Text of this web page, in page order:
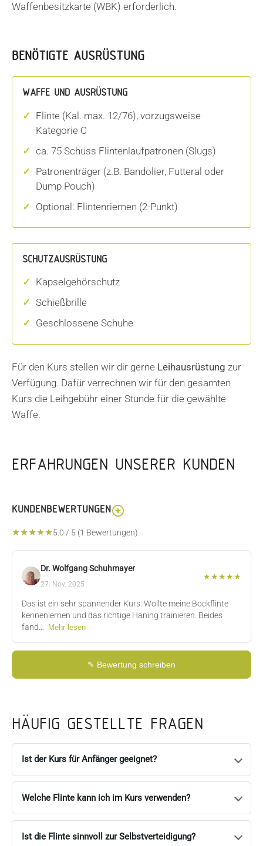
Waffenbesitzkarte (WBK) erforderlich.
BENÖTIGTE AUSRÜSTUNG
WAFFE UND AUSRÜSTUNG
Flinte (Kal. max. 12/76), vorzugsweise
Kategorie C
ca. 75 Schuss Flintenlaufpatronen (Slugs)
Patronenträger (z.B. Bandolier, Futteral oder
Dump Pouch)
Optional: Flintenriemen (2-Punkt)
SCHUTZAUSRÜSTUNG
Kapselgehörschutz
Schießbrille
Geschlossene Schuhe
Für den Kurs stellen wir dir gerne Leihausrüstung zur
Verfügung. Dafür verrechnen wir für den gesamten
Kurs die Leihgebühr einer Stunde für die gewählte
Waffe.
ERFAHRUNGEN UNSERER KUNDEN
KUNDENBEWERTUNGEN
★★★★★5.0 / 5 (1 Bewertungen)
Dr. Wolfgang Schuhmayer
27. Nov. 2025
★★★★★
Das ist ein sehr spannender Kurs. Wollte meine Bockflinte
kennenlernen und das richtige Haning trainieren. Beides
fand…
Mehr lesen
✎ Bewertung schreiben
HÄUFIG GESTELLTE FRAGEN
Ist der Kurs für Anfänger geeignet?
Welche Flinte kann ich im Kurs verwenden?
Ist die Flinte sinnvoll zur Selbstverteidigung?